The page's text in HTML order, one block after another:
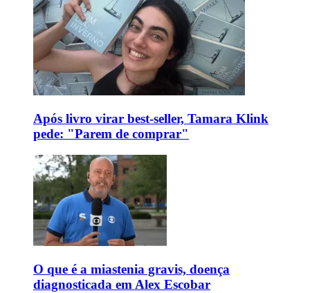
Após livro virar best-seller, Tamara Klink
pede: "Parem de comprar"
O que é a miastenia gravis, doença
diagnosticada em Alex Escobar